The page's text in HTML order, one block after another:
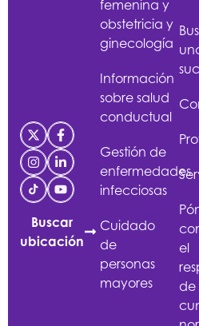
Buscar
ubicación
femenina y
obstetricia y
ginecología
Información
sobre salud
conductual
Gestión de
enfermedades
infecciosas
Cuidado
de
personas
mayores
el
de